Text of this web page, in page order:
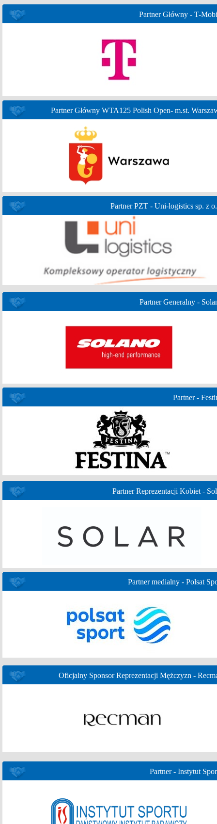
Partner Główny - T-
Partner Główny WTA125 Polish Open- m.st.
Partner PZT - Uni-logistics sp. z
Partner Generalny -
Partner -
Partner Reprezentacji Kobiet -
Partner medialny - Polsat
Oficjalny Sponsor Reprezentacji Mężczyzn -
Partner - Instytut